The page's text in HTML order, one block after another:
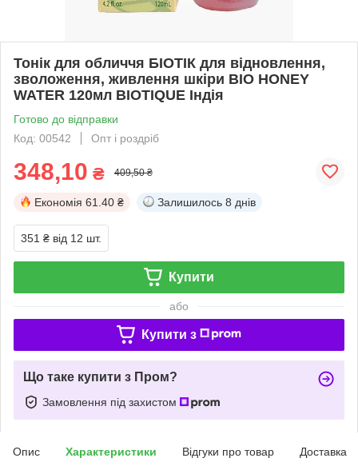
Тонік для обличчя БІОТІК для відновлення,
зволоження, живлення шкіри BIO HONEY
WATER 120мл BIOTIQUE Індія
Готово до відправки
Код: 00542
Опт і роздріб
348,10 ₴ 409,50 ₴
Економія 61.40 ₴ Залишилось 8 днів
351 ₴ від 12 шт.
Купити
або
Купити з
Що таке купити з Пром?
Замовлення під захистом
Опис Характеристики Відгуки про товар Доставка